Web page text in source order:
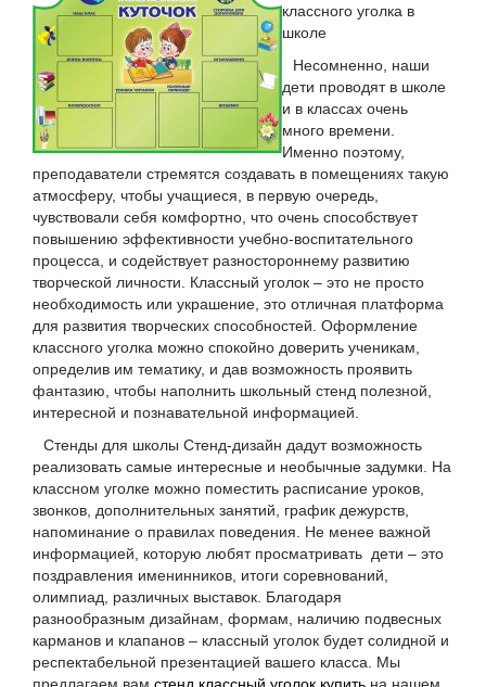
классного уголка в
школе
Несомненно, наши
дети проводят в школе
и в классах очень
много времени.
Именно поэтому,
преподаватели стремятся создавать в помещениях такую
атмосферу, чтобы учащиеся, в первую очередь,
чувствовали себя комфортно, что очень способствует
повышению эффективности учебно-воспитательного
процесса, и содействует разностороннему развитию
творческой личности. Классный уголок – это не просто
необходимость или украшение, это отличная платформа
для развития творческих способностей. Оформление
классного уголка можно спокойно доверить ученикам,
определив им тематику, и дав возможность проявить
фантазию, чтобы наполнить школьный стенд полезной,
интересной и познавательной информацией.
Стенды для школы Стенд-дизайн дадут возможность
реализовать самые интересные и необычные задумки. На
классном уголке можно поместить расписание уроков,
звонков, дополнительных занятий, график дежурств,
напоминание о правилах поведения. Не менее важной
информацией, которую любят просматривать дети – это
поздравления именинников, итоги соревнований,
олимпиад, различных выставок. Благодаря
разнообразным дизайнам, формам, наличию подвесных
карманов и клапанов – классный уголок будет солидной и
респектабельной презентацией вашего класса. Мы
предлагаем вам стенд классный уголок купить на нашем